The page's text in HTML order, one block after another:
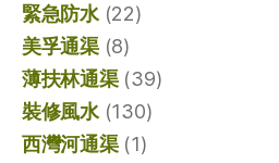
緊急防水(22)
美孚通渠(8)
薄扶林通渠(39)
裝修風水(130)
西灣河通渠(1)